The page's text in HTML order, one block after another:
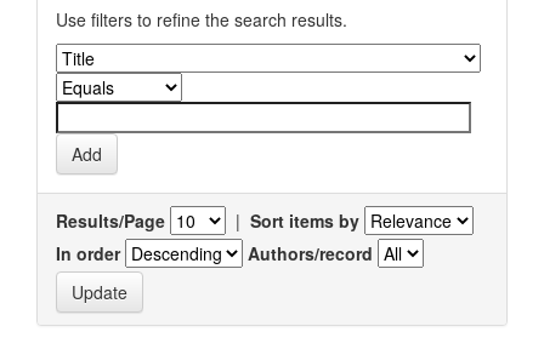
Use filters to refine the search results.
Results/Page | Sort items by
In order
Authors/record